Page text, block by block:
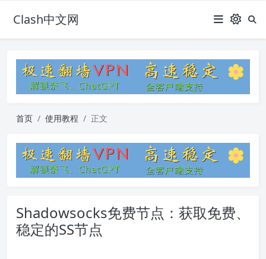
Clash中文网
首页 使用教程 正文
Shadowsocks免费节点：获取免费、
稳定的SS节点